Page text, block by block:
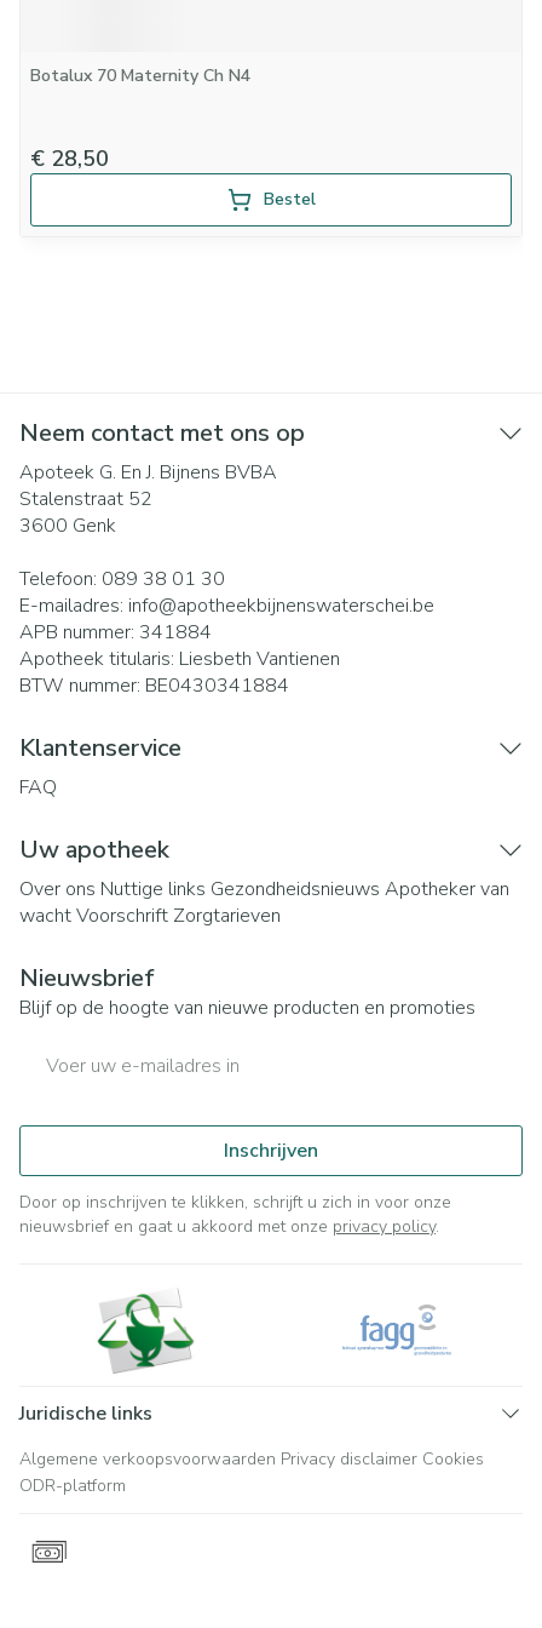
Botalux 70 Maternity Ch N4
€ 28,50
Bestel
Neem contact met ons op
Apoteek G. En J. Bijnens BVBA
Stalenstraat 52
3600 Genk
Telefoon: 089 38 01 30
E-mailadres: info@apotheekbijnenswaterschei.be
APB nummer: 341884
Apotheek titularis: Liesbeth Vantienen
BTW nummer: BE0430341884
Klantenservice
FAQ
Uw apotheek
Over ons Nuttige links Gezondheidsnieuws Apotheker van
wachtVoorschrift Zorgtarieven
Nieuwsbrief
Blijf op de hoogte van nieuwe producten en promoties
Inschrijven
Door op inschrijven te klikken, schrijft u zich in voor onze
nieuwsbrief en gaat u akkoord met onze privacy policy.
Juridische links
Algemene verkoopsvoorwaarden Privacy disclaimer Cookies
ODR-platform